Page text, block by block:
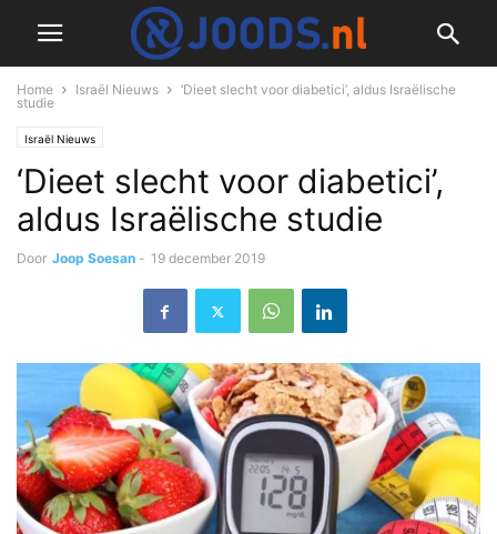
Home Israël Nieuws
‘Dieet slecht voor diabetici’, aldus Israëlische
studie
Israël Nieuws
‘Dieet slecht voor diabetici’,
aldus Israëlische studie
Door Joop Soesan - 19 december 2019